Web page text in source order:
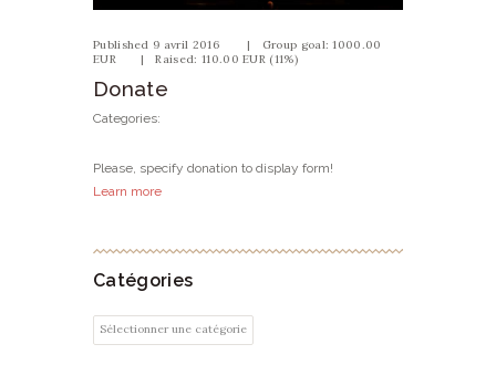
Published 9 avril 2016 Group goal: 1000.00
EUR
Raised: 110.00 EUR (11%)
Donate
Categories:
Please, specify donation to display form!
Learn more
Catégories